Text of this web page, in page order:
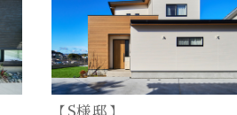
【S様邸】